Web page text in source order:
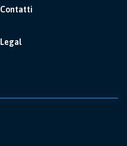
Contatti
Legal